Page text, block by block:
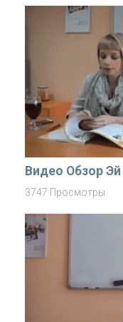
Видео Обзор
3747 Просмотры